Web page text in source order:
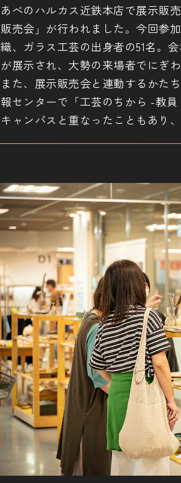
あべのハルカス近鉄本店で展示販
販売会」が行われました。今回参
織、ガラス工芸の出身者の51名。
が展示され、大勢の来場者でにぎわ
また、展示販売会と連動するかた
報センターで「工芸のちから -教
キャンパスと重なったこともあり